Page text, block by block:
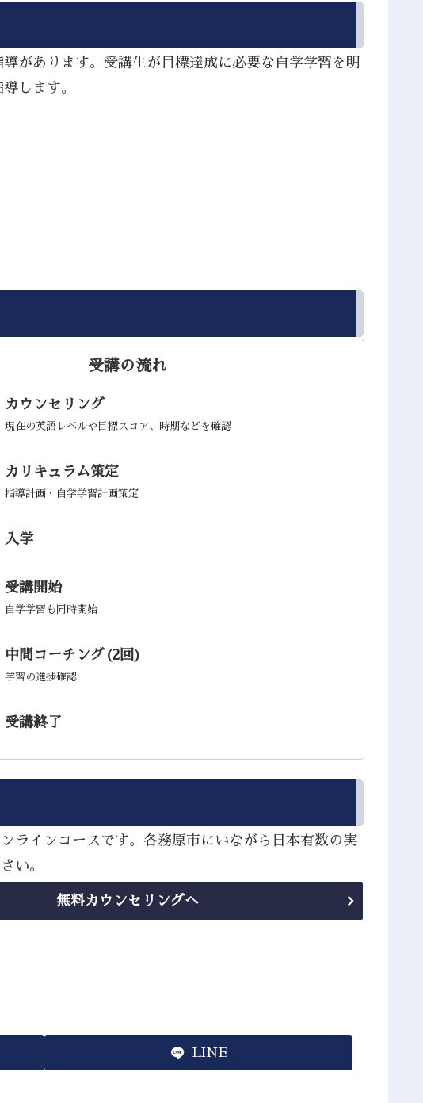
があります。受講生が目標達成に必要な自学学習を明
します。
受講の流れ
カウンセリング
現在の英語レベルや目標スコア、時期などを確認
カリキュラム策定
指導計画・自学学習計画策定
入学
受講開始
自学学習も同時開始
中間コーチング(2回)
学習の進捗確認
受講終了
ラインコースです。各務原市にいながら日本有数の実
い。
無料カウンセリングへ
LINE